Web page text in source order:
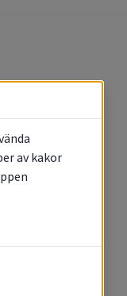
av kakor